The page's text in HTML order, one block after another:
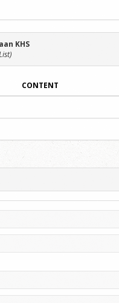
KHS
CONTENT